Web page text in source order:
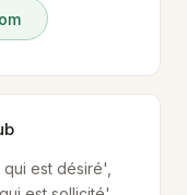
est désiré',